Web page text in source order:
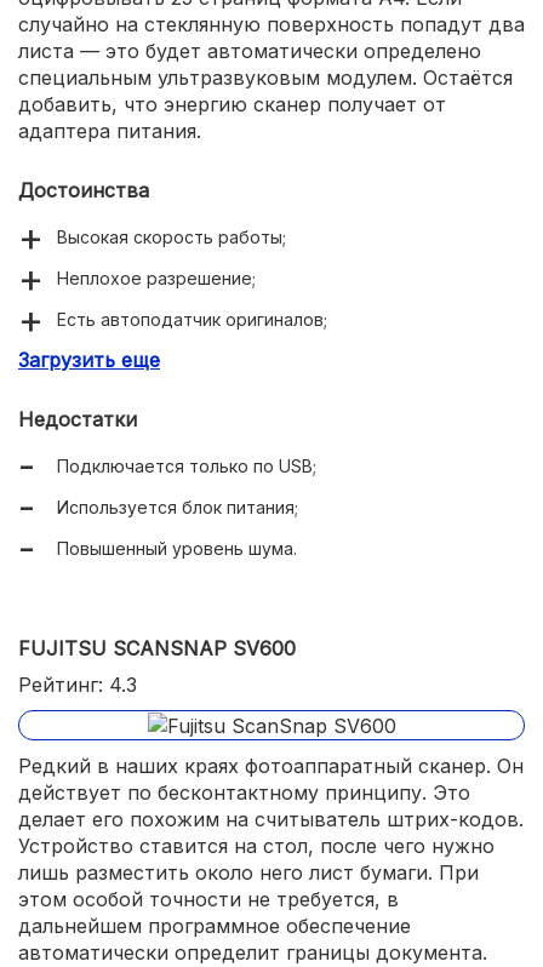
случайно на стеклянную поверхность попадут два
листа — это будет автоматически определено
специальным ультразвуковым модулем. Остаётся
добавить, что энергию сканер получает от
адаптера питания.
Достоинства
Высокая скорость работы;
Неплохое разрешение;
Есть автоподатчик оригиналов;
Двустороннее сканирование.
Загрузить еще
Недостатки
Подключается только по USB;
Используется блок питания;
Повышенный уровень шума.
FUJITSU SCANSNAP SV600
Рейтинг: 4.3
Редкий в наших краях фотоаппаратный сканер. Он
действует по бесконтактному принципу. Это
делает его похожим на считыватель штрих-кодов.
Устройство ставится на стол, после чего нужно
лишь разместить около него лист бумаги. При
этом особой точности не требуется, в
дальнейшем программное обеспечение
автоматически определит границы документа.